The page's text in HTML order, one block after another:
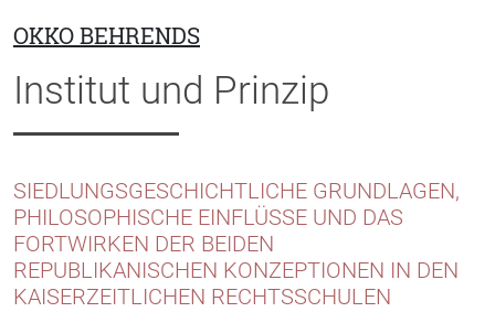
OKKO BEHRENDS
Institut und Prinzip
SIEDLUNGSGESCHICHTLICHE GRUNDLAGEN,
PHILOSOPHISCHE EINFLÜSSE UND DAS
FORTWIRKEN DER BEIDEN
REPUBLIKANISCHEN KONZEPTIONEN IN DEN
KAISERZEITLICHEN RECHTSSCHULEN